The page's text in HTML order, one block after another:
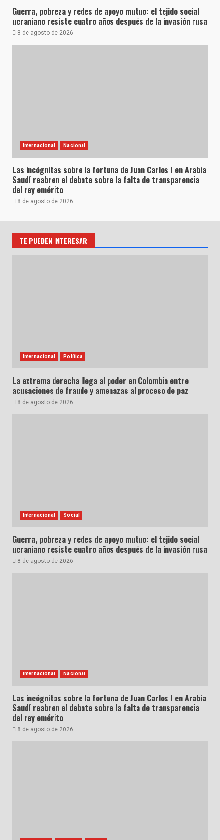
Guerra, pobreza y redes de apoyo mutuo: el tejido social
ucraniano resiste cuatro años después de la invasión rusa
8 de agosto de 2026
Internacional Nacional
Las incógnitas sobre la fortuna de Juan Carlos I en Arabia
Saudí reabren el debate sobre la falta de transparencia
del rey emérito
8 de agosto de 2026
TE PUEDEN INTERESAR
Internacional Política
La extrema derecha llega al poder en Colombia entre
acusaciones de fraude y amenazas al proceso de paz
8 de agosto de 2026
Internacional Social
Guerra, pobreza y redes de apoyo mutuo: el tejido social
ucraniano resiste cuatro años después de la invasión rusa
8 de agosto de 2026
Internacional Nacional
Las incógnitas sobre la fortuna de Juan Carlos I en Arabia
Saudí reabren el debate sobre la falta de transparencia
del rey emérito
8 de agosto de 2026